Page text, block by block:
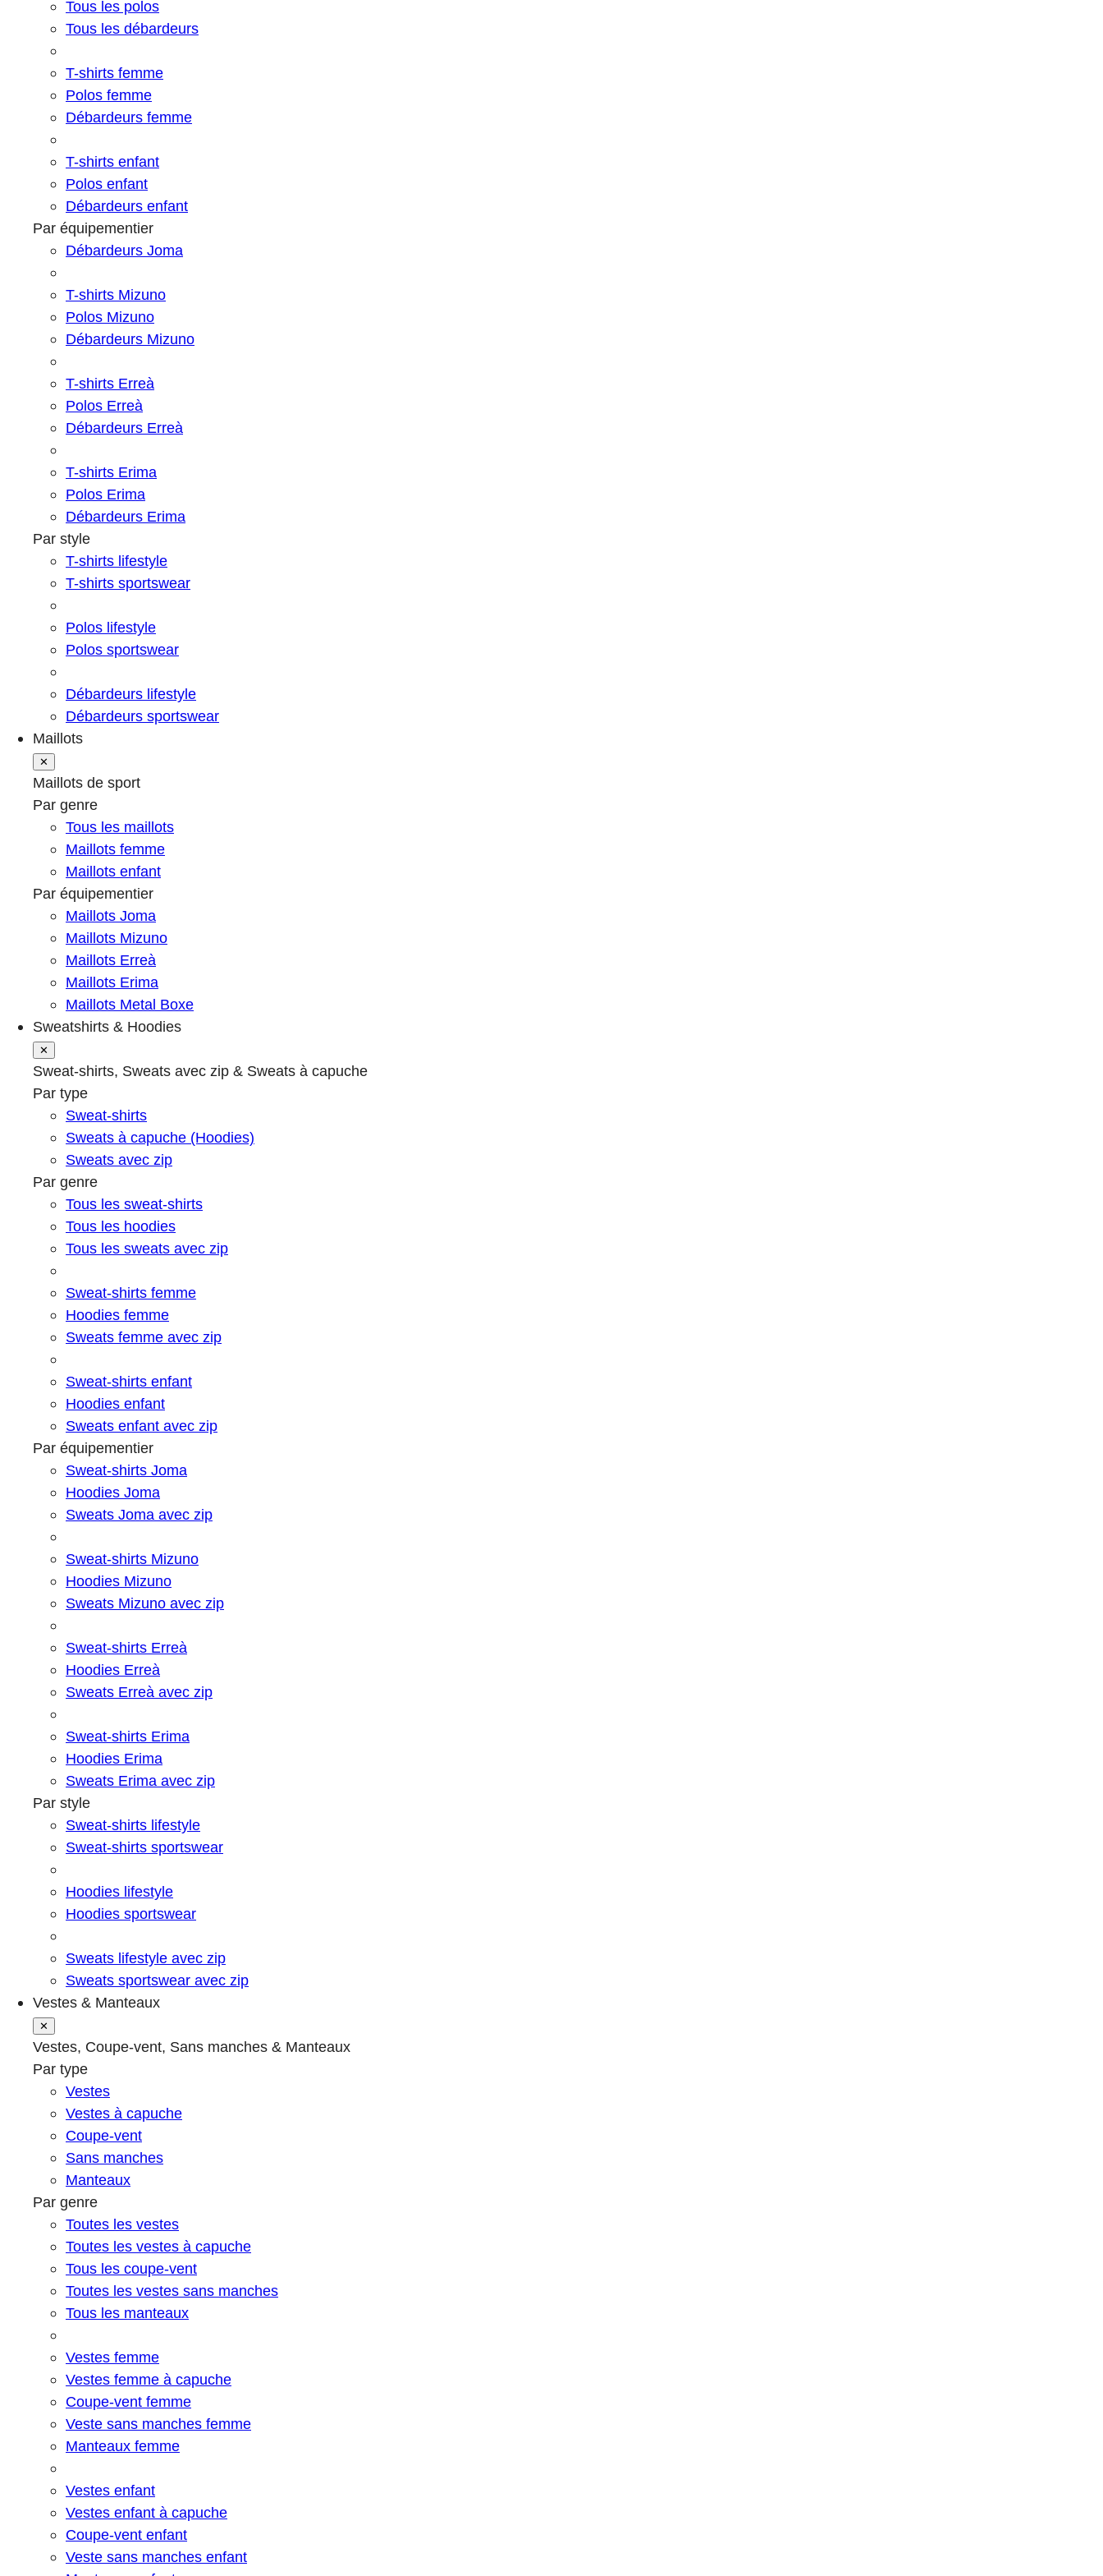
Tous les polos
Tous les débardeurs
T-shirts femme
Polos femme
Débardeurs femme
T-shirts enfant
Polos enfant
Débardeurs enfant
Par équipementier
Débardeurs Joma
T-shirts Mizuno
Polos Mizuno
Débardeurs Mizuno
T-shirts Erreà
Polos Erreà
Débardeurs Erreà
T-shirts Erima
Polos Erima
Débardeurs Erima
Par style
T-shirts lifestyle
T-shirts sportswear
Polos lifestyle
Polos sportswear
Débardeurs lifestyle
Débardeurs sportswear
Maillots
✕
Maillots de sport
Par genre
Tous les maillots
Maillots femme
Maillots enfant
Par équipementier
Maillots Joma
Maillots Mizuno
Maillots Erreà
Maillots Erima
Maillots Metal Boxe
Sweatshirts & Hoodies
✕
Sweat-shirts, Sweats avec zip & Sweats à capuche
Par type
Sweat-shirts
Sweats à capuche (Hoodies)
Sweats avec zip
Par genre
Tous les sweat-shirts
Tous les hoodies
Tous les sweats avec zip
Sweat-shirts femme
Hoodies femme
Sweats femme avec zip
Sweat-shirts enfant
Hoodies enfant
Sweats enfant avec zip
Par équipementier
Sweat-shirts Joma
Hoodies Joma
Sweats Joma avec zip
Sweat-shirts Mizuno
Hoodies Mizuno
Sweats Mizuno avec zip
Sweat-shirts Erreà
Hoodies Erreà
Sweats Erreà avec zip
Sweat-shirts Erima
Hoodies Erima
Sweats Erima avec zip
Par style
Sweat-shirts lifestyle
Sweat-shirts sportswear
Hoodies lifestyle
Hoodies sportswear
Sweats lifestyle avec zip
Sweats sportswear avec zip
Vestes & Manteaux
✕
Vestes, Coupe-vent, Sans manches & Manteaux
Par type
Vestes
Vestes à capuche
Coupe-vent
Sans manches
Manteaux
Par genre
Toutes les vestes
Toutes les vestes à capuche
Tous les coupe-vent
Toutes les vestes sans manches
Tous les manteaux
Vestes femme
Vestes femme à capuche
Coupe-vent femme
Veste sans manches femme
Manteaux femme
Vestes enfant
Vestes enfant à capuche
Coupe-vent enfant
Veste sans manches enfant